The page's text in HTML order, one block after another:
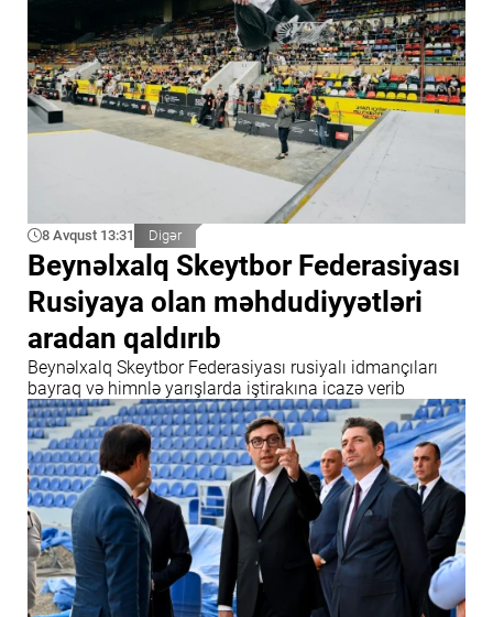
8 Avqust 13:31 Digər
Beynəlxalq Skeytbor Federasiyası
Rusiyaya olan məhdudiyyətləri
aradan qaldırıb
Beynəlxalq Skeytbor Federasiyası rusiyalı idmançıları
bayraq və himnlə yarışlarda iştirakına icazə verib